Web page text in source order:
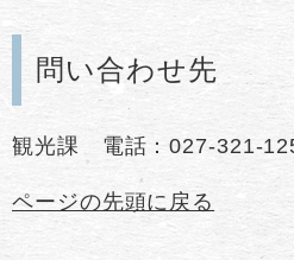
問い合わせ先
観光課 電話：027-321-
ページの先頭に戻る